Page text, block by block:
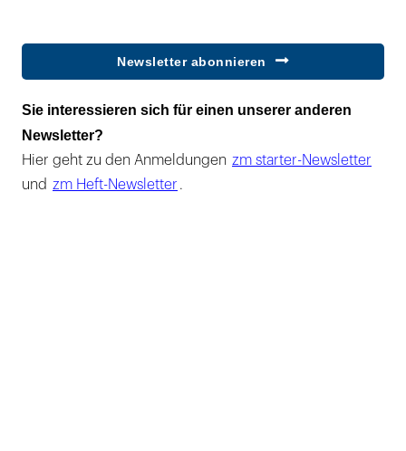
Newsletter abonnieren
Sie interessieren sich für einen unserer anderen
Newsletter?
Hier geht zu den Anmeldungen zm starter-Newsletter
und zm Heft-Newsletter .